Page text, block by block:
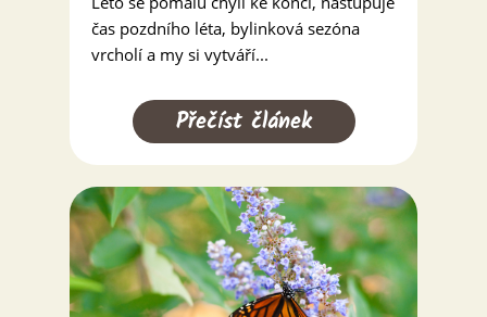
čas pozdního léta, bylinková sezóna
vrcholí a my si vytváří...
Přečíst článek